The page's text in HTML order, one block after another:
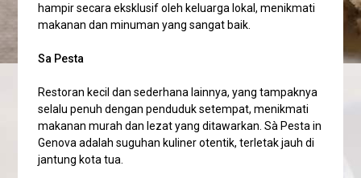
hampir secara eksklusif oleh keluarga lokal, menikmati
makanan dan minuman yang sangat baik.
Sa Pesta
Restoran kecil dan sederhana lainnya, yang tampaknya
selalu penuh dengan penduduk setempat, menikmati
makanan murah dan lezat yang ditawarkan. Sà Pesta in
Genova adalah suguhan kuliner otentik, terletak jauh di
jantung kota tua.